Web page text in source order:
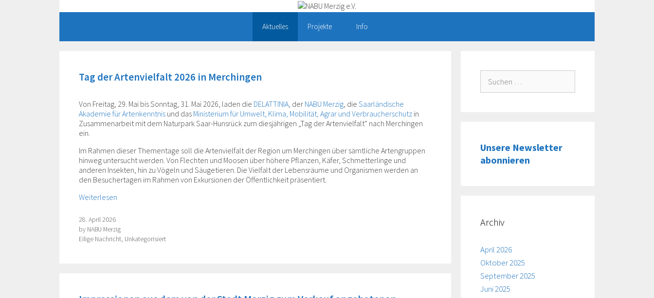
Aktuelles Projekte Info
Tag der Artenvielfalt 2026 in Merchingen
Von Freitag, 29. Mai bis Sonntag, 31. Mai 2026, laden die DELATTINIA, der NABU Merzig, die Saarländische
Akademie für Artenkenntnis und das Ministerium für Umwelt, Klima, Mobilität, Agrar und Verbraucherschutz in
Zusammenarbeit mit dem Naturpark Saar-Hunsrück zum diesjährigen „Tag der Artenvielfalt“ nach Merchingen
ein.
Im Rahmen dieser Thementage soll die Artenvielfalt der Region um Merchingen über sämtliche Artengruppen
hinweg untersucht werden. Von Flechten und Moosen über höhere Pflanzen, Käfer, Schmetterlinge und
anderen Insekten, hin zu Vögeln und Säugetieren. Die Vielfalt der Lebensräume und Organismen werden an
den Besuchertagen im Rahmen von Exkursionen der Öffentlichkeit präsentiert.
Weiterlesen
28. April 2026
by NABU Merzig
Categories
Eilige Nachricht, Unkategorisiert
nach:
Unsere Newsletter
abonnieren
Archiv
April 2026
Oktober 2025
September 2025
Juni 2025